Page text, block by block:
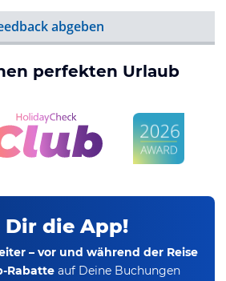
abgeben
perfekten Urlaub
Dir die App!
– vor und während der Reise
Rabatte auf Deine Buchungen